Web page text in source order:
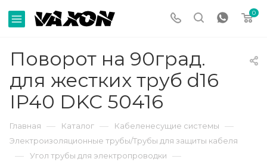
0
Поворот на 90град.
для жестких труб d16
IP40 DKC 50416
Главная — Каталог — Кабеленесущие системы —
Электроизоляционные трубы/Трубы для защиты кабеля
— Угол трубы для электропроводки —